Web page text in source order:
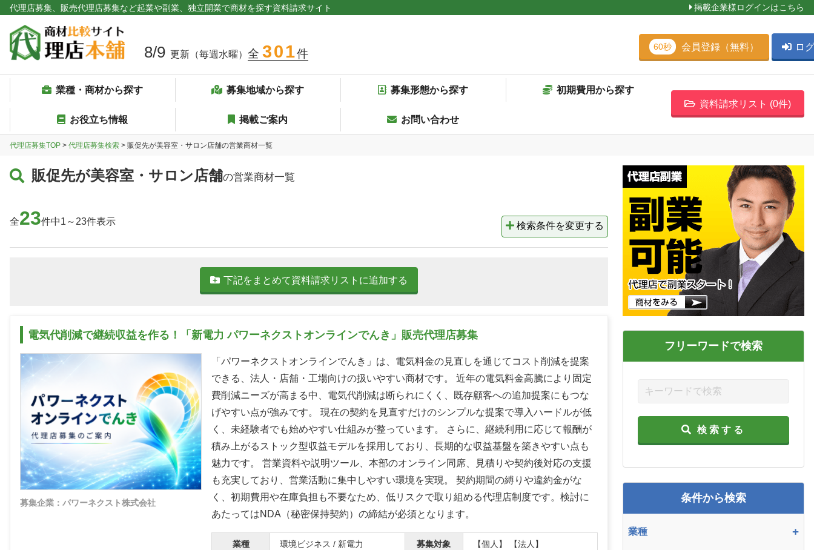
代理店募集、販売代理店募集など起業や副業、独立開業で商材を探す資料請求サイト 掲載企業様ログインはこちら
8/9 更新（毎週水曜） 全 301件
業種・商材から探す 募集地域から探す 募集形態から探す 初期費用から探す
お役立ち情報 掲載ご案内 お問い合わせ
資料請求リスト (0件)
60秒 会員登録（無料） ロ
代理店募集TOP > 代理店募集検索 > 販促先が美容室・サロン店舗の営業商材一覧
販促先が美容室・サロン店舗の営業商材一覧
全23件中1～23件表示 検索条件を変更する
下記をまとめて資料請求リストに追加する
電気代削減で継続収益を作る！「新電力 パワーネクストオンラインでんき」販売代理店募集
募集企業：パワーネクスト株式会社
「パワーネクストオンラインでんき」は、電気料金の見直しを通じてコスト削減を提案
できる、法人・店舗・工場向けの扱いやすい商材です。 近年の電気料金高騰により固定
費削減ニーズが高まる中、電気代削減は断られにくく、既存顧客への追加提案にもつな
げやすい点が強みです。 現在の契約を見直すだけのシンプルな提案で導入ハードルが低
く、未経験者でも始めやすい仕組みが整っています。 さらに、継続利用に応じて報酬が
積み上がるストック型収益モデルを採用しており、長期的な収益基盤を築きやすい点も
魅力です。 営業資料や説明ツール、本部のオンライン同席、見積りや契約後対応の支援
も充実しており、営業活動に集中しやすい環境を実現。 契約期間の縛りや違約金がな
く、初期費用や在庫負担も不要なため、低リスクで取り組める代理店制度です。検討に
あたってはNDA（秘密保持契約）の締結が必須となります。
業種 環境ビジネス / 新電力 募集対象 【個人】 【法人】
フリーワードで検索
検索する
条件から検索
業種 +